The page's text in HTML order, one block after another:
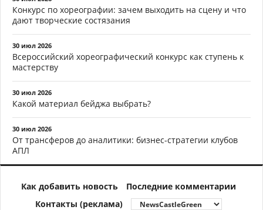
Конкурс по хореографии: зачем выходить на сцену и что
дают творческие состязания
30 июл 2026
Всероссийский хореографический конкурс как ступень к
мастерству
30 июл 2026
Какой материал бейджа выбрать?
30 июл 2026
От трансферов до аналитики: бизнес-стратегии клубов
АПЛ
Как добавить новость
Последние комментарии
Контакты (реклама)